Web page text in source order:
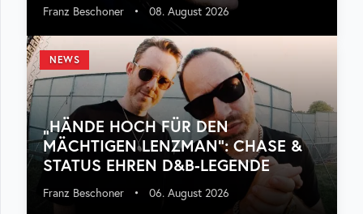
Franz Beschoner • 08. August 2026
NEWS
„HÄNDE HOCH FÜR DEN
MÄCHTIGEN LENZMAN“: CHASE &
STATUS EHREN D&B-LEGENDE
Franz Beschoner • 06. August 2026